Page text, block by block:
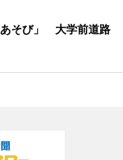
あそび」 大学前道路